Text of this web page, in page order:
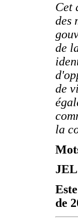
Cet
des
de
de
la
de